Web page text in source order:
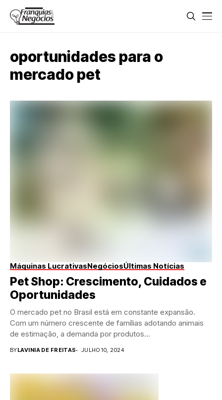
oportunidades para o
mercado pet
Máquinas LucrativasNegóciosÚltimas Notícias
Pet Shop: Crescimento, Cuidados e
Oportunidades
O mercado pet no Brasil está em constante expansão.
Com um número crescente de famílias adotando animais
de estimação, a demanda por produtos...
BYLAVINIA DE FREITAS JULHO 10, 2024